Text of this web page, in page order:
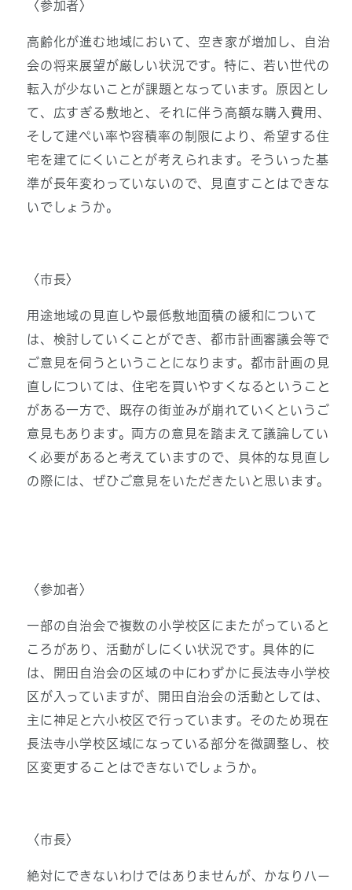
〈参加者〉
高齢化が進む地域において、空き家が増加し、自治
会の将来展望が厳しい状況です。特に、若い世代の
転入が少ないことが課題となっています。原因とし
て、広すぎる敷地と、それに伴う高額な購入費用、
そして建ぺい率や容積率の制限により、希望する住
宅を建てにくいことが考えられます。そういった基
準が長年変わっていないので、見直すことはできな
いでしょうか。
〈市長〉
用途地域の見直しや最低敷地面積の緩和について
は、検討していくことができ、都市計画審議会等で
ご意見を伺うということになります。都市計画の見
直しについては、住宅を買いやすくなるということ
がある一方で、既存の街並みが崩れていくというご
意見もあります。両方の意見を踏まえて議論してい
く必要があると考えていますので、具体的な見直し
の際には、ぜひご意見をいただきたいと思います。
〈参加者〉
一部の自治会で複数の小学校区にまたがっていると
ころがあり、活動がしにくい状況です。具体的に
は、開田自治会の区域の中にわずかに長法寺小学校
区が入っていますが、開田自治会の活動としては、
主に神足と六小校区で行っています。そのため現在
長法寺小学校区域になっている部分を微調整し、校
区変更することはできないでしょうか。
〈市長〉
絶対にできないわけではありませんが、かなりハー